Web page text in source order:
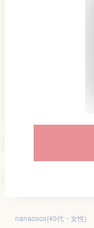
nanacoco(40代・女性)